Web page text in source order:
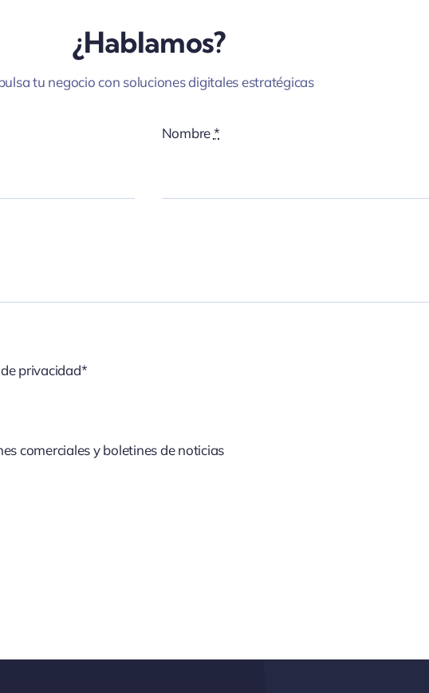
¿Hablamos?
tu negocio con soluciones digitales estratégicas
Nombre*
privacidad*
comerciales y boletines de noticias